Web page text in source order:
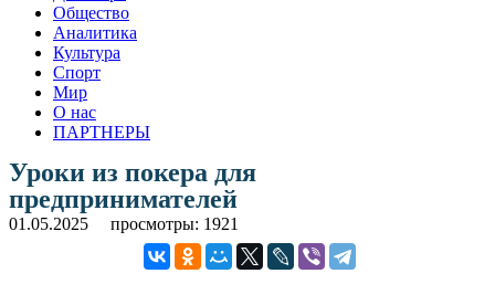
Общество
Аналитика
Культура
Спорт
Мир
О нас
ПАРТНЕРЫ
Уроки из покера для
предпринимателей
01.05.2025 просмотры: 1921